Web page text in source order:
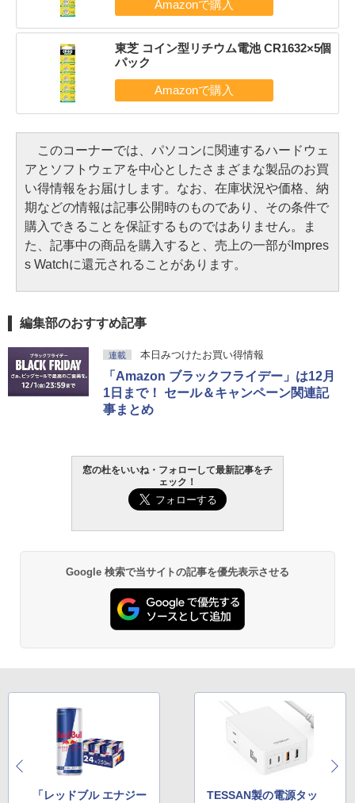
東芝 コイン型リチウム電池 CR1632×5個
パック
このコーナーでは、パソコンに関連するハードウェ
アとソフトウェアを中心としたさまざまな製品のお買
い得情報をお届けします。なお、在庫状況や価格、納
期などの情報は記事公開時のものであり、その条件で
購入できることを保証するものではありません。ま
た、記事中の商品を購入すると、売上の一部がImpres
s Watchに還元されることがあります。
編集部のおすすめ記事
連載 本日みつけたお買い得情報
「Amazon ブラックフライデー」は12月
1日まで！ セール＆キャンペーン関連記
事まとめ
窓の杜をいいね・フォローして最新記事をチ
ェック！
Google 検索で当サイトの記事を優先表示させる
「レッドブル エナジー
TESSAN製の電源タッ